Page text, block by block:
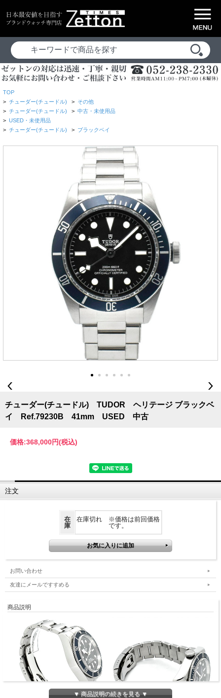
TOP
> チューダー(チュードル) > その他
> チューダー(チュードル) > 中古・未使用品
> USED・未使用品
> チューダー(チュードル) > ブラックベイ
チューダー(チュードル) TUDOR ヘリテージ ブラックベ
イ Ref.79230B 41mm USED 中古
価格:368,000円(税込)
注文
在
庫
在庫切れ ※価格は前回価格
です。
お問い合わせ
友達にメールですすめる
商品説明
▼ 商品説明の続きを見る ▼